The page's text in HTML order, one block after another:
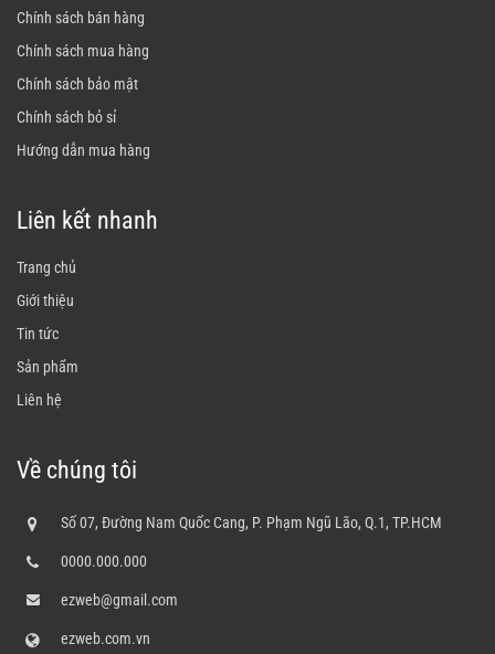
Chính sách bán hàng
Chính sách mua hàng
Chính sách bảo mật
Chính sách bỏ sỉ
Hướng dẫn mua hàng
Liên kết nhanh
Trang chủ
Giới thiệu
Tin tức
Sản phẩm
Liên hệ
Về chúng tôi
Số 07, Đường Nam Quốc Cang, P. Phạm Ngũ Lão, Q.1, TP.HCM
0000.000.000
ezweb@gmail.com
ezweb.com.vn